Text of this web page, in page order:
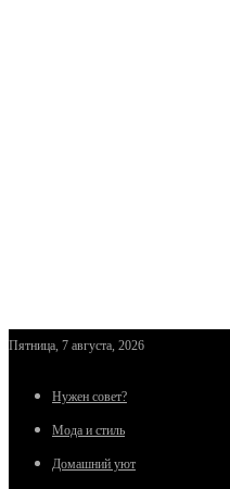
Пятница, 7 августа, 2026
Нужен совет?
Мода и стиль
Домашний уют